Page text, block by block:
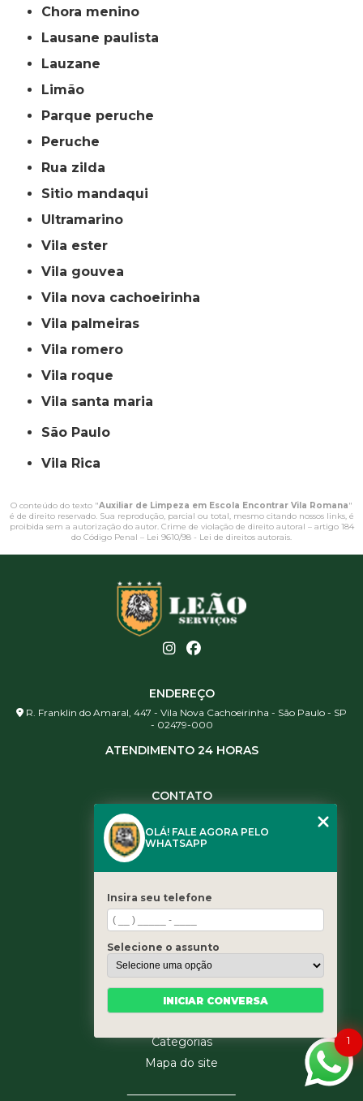
chora menino
lausane paulista
lauzane
limão
parque peruche
peruche
rua zilda
sitio mandaqui
ultramarino
vila ester
vila gouvea
vila nova cachoeirinha
vila palmeiras
vila romero
vila roque
vila santa maria
São Paulo
Vila Rica
O conteúdo do texto "Auxiliar de Limpeza em Escola Encontrar Vila Romana"
é de direito reservado. Sua reprodução, parcial ou total, mesmo citando nossos links, é
proibida sem a autorização do autor. Crime de violação de direito autoral – artigo 184
do Código Penal – Lei 9610/98 - Lei de direitos autorais
ENDEREÇO
R. Franklin do Amaral, 447 - Vila Nova Cachoeirinha - São Paulo - SP
- 02479-000
ATENDIMENTO 24 HORAS
CONTATO
(11) 3461-5871
contato@leaoservicos.com.br
Home
Quem somos
Serviços
Blog
Categorias
Mapa do site
1
OLÁ! FALE AGORA PELO
WHATSAPP
Insira seu telefone
Selecione o assunto
INICIAR CONVERSA